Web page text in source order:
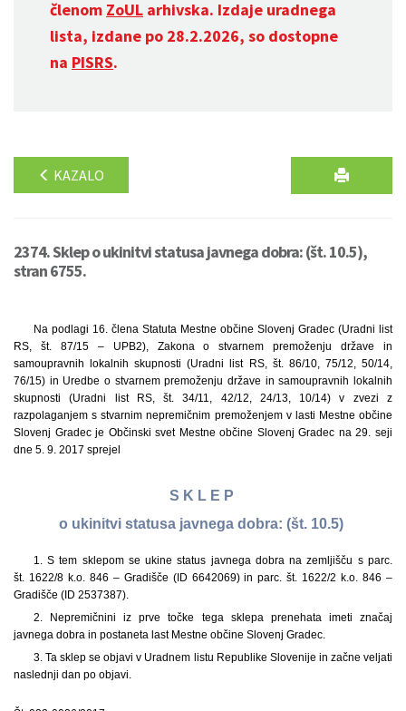
členom ZoUL arhivska. Izdaje uradnega
lista, izdane po 28.2.2026, so dostopne
na PISRS.
KAZALO
2374. Sklep o ukinitvi statusa javnega dobra: (št. 10.5),
stran 6755.
Na podlagi 16. člena Statuta Mestne občine Slovenj Gradec (Uradni list
RS, št. 87/15 – UPB2), Zakona o stvarnem premoženju države in
samoupravnih lokalnih skupnosti (Uradni list RS, št. 86/10, 75/12, 50/14,
76/15) in Uredbe o stvarnem premoženju države in samoupravnih lokalnih
skupnosti (Uradni list RS, št. 34/11, 42/12, 24/13, 10/14) v zvezi z
razpolaganjem s stvarnim nepremičnim premoženjem v lasti Mestne občine
Slovenj Gradec je Občinski svet Mestne občine Slovenj Gradec na 29. seji
dne 5. 9. 2017 sprejel
S K L E P
o ukinitvi statusa javnega dobra: (št. 10.5)
1. S tem sklepom se ukine status javnega dobra na zemljišču s parc.
št. 1622/8 k.o. 846 – Gradišče (ID 6642069) in parc. št. 1622/2 k.o. 846 –
Gradišče (ID 2537387).
2. Nepremičnini iz prve točke tega sklepa prenehata imeti značaj
javnega dobra in postaneta last Mestne občine Slovenj Gradec.
3. Ta sklep se objavi v Uradnem listu Republike Slovenije in začne veljati
naslednji dan po objavi.